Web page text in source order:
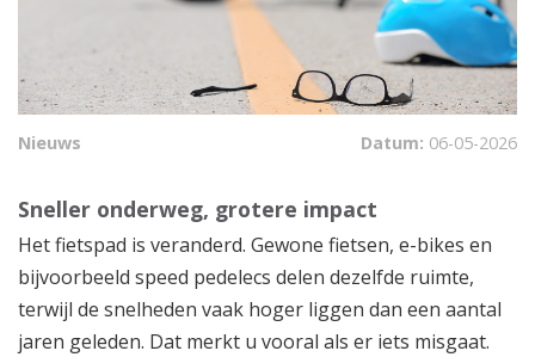
Nieuws Datum: 06-05-2026
Sneller onderweg, grotere impact
Het fietspad is veranderd. Gewone fietsen, e-bikes en
bijvoorbeeld speed pedelecs delen dezelfde ruimte,
terwijl de snelheden vaak hoger liggen dan een aantal
jaren geleden. Dat merkt u vooral als er iets misgaat.